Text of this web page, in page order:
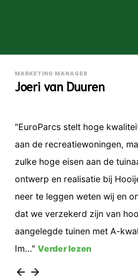
MARKETING MANAGER
Joeri van Duuren
"EuroParcs stelt hoge
aan de recreatiewoningen,
zulke hoge eisen aan de
ontwerp en realisatie bij
neer te leggen weten wij en
dat we verzekerd zijn van
aangelegde tuinen met A-
Im..." Verder lezen
arrow_back arrow_forward